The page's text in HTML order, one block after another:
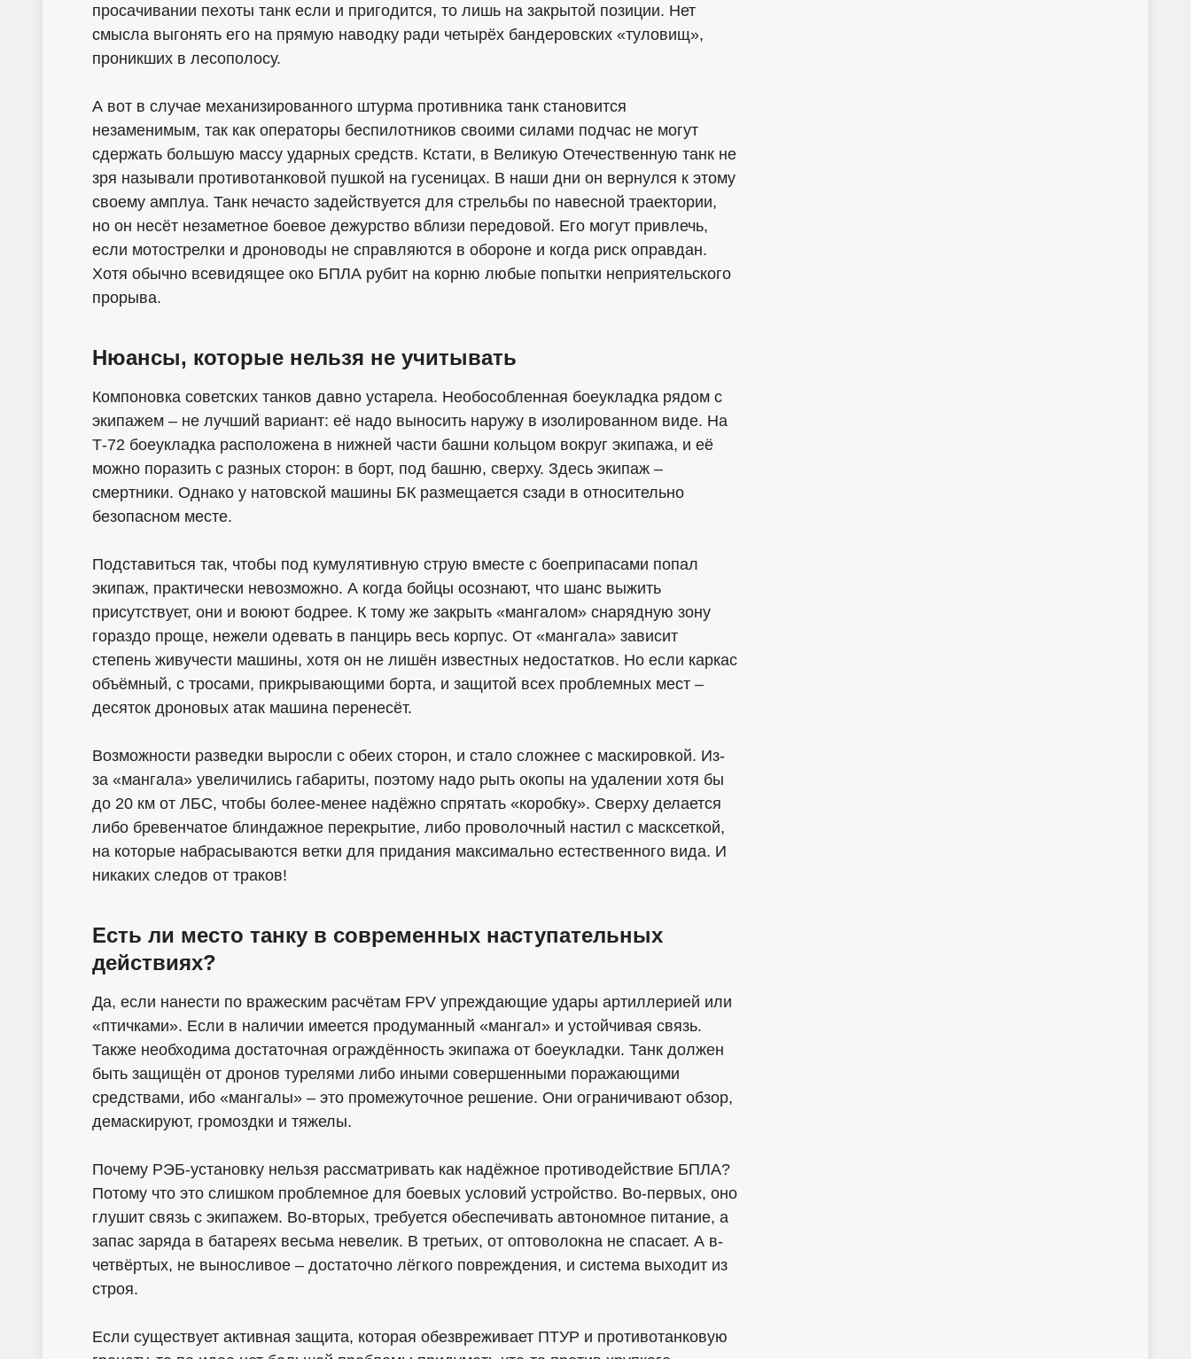
просачивании пехоты танк если и пригодится, то лишь на закрытой позиции. Нет
смысла выгонять его на прямую наводку ради четырёх бандеровских «туловищ»,
проникших в лесополосу.
А вот в случае механизированного штурма противника танк становится
незаменимым, так как операторы беспилотников своими силами подчас не могут
сдержать большую массу ударных средств. Кстати, в Великую Отечественную танк не
зря называли противотанковой пушкой на гусеницах. В наши дни он вернулся к этому
своему амплуа. Танк нечасто задействуется для стрельбы по навесной траектории,
но он несёт незаметное боевое дежурство вблизи передовой. Его могут привлечь,
если мотострелки и дроноводы не справляются в обороне и когда риск оправдан.
Хотя обычно всевидящее око БПЛА рубит на корню любые попытки неприятельского
прорыва.
Нюансы, которые нельзя не учитывать
Компоновка советских танков давно устарела. Необособленная боеукладка рядом с
экипажем – не лучший вариант: её надо выносить наружу в изолированном виде. На
Т-72 боеукладка расположена в нижней части башни кольцом вокруг экипажа, и её
можно поразить с разных сторон: в борт, под башню, сверху. Здесь экипаж –
смертники. Однако у натовской машины БК размещается сзади в относительно
безопасном месте.
Подставиться так, чтобы под кумулятивную струю вместе с боеприпасами попал
экипаж, практически невозможно. А когда бойцы осознают, что шанс выжить
присутствует, они и воюют бодрее. К тому же закрыть «мангалом» снарядную зону
гораздо проще, нежели одевать в панцирь весь корпус. От «мангала» зависит
степень живучести машины, хотя он не лишён известных недостатков. Но если каркас
объёмный, с тросами, прикрывающими борта, и защитой всех проблемных мест –
десяток дроновых атак машина перенесёт.
Возможности разведки выросли с обеих сторон, и стало сложнее с маскировкой. Из-
за «мангала» увеличились габариты, поэтому надо рыть окопы на удалении хотя бы
до 20 км от ЛБС, чтобы более-менее надёжно спрятать «коробку». Сверху делается
либо бревенчатое блиндажное перекрытие, либо проволочный настил с масксеткой,
на которые набрасываются ветки для придания максимально естественного вида. И
никаких следов от траков!
Есть ли место танку в современных наступательных
действиях?
Да, если нанести по вражеским расчётам FPV упреждающие удары артиллерией или
«птичками». Если в наличии имеется продуманный «мангал» и устойчивая связь.
Также необходима достаточная ограждённость экипажа от боеукладки. Танк должен
быть защищён от дронов турелями либо иными совершенными поражающими
средствами, ибо «мангалы» – это промежуточное решение. Они ограничивают обзор,
демаскируют, громоздки и тяжелы.
Почему РЭБ-установку нельзя рассматривать как надёжное противодействие БПЛА?
Потому что это слишком проблемное для боевых условий устройство. Во-первых, оно
глушит связь с экипажем. Во-вторых, требуется обеспечивать автономное питание, а
запас заряда в батареях весьма невелик. В третьих, от оптоволокна не спасает. А в-
четвёртых, не выносливое – достаточно лёгкого повреждения, и система выходит из
строя.
Если существует активная защита, которая обезвреживает ПТУР и противотанковую